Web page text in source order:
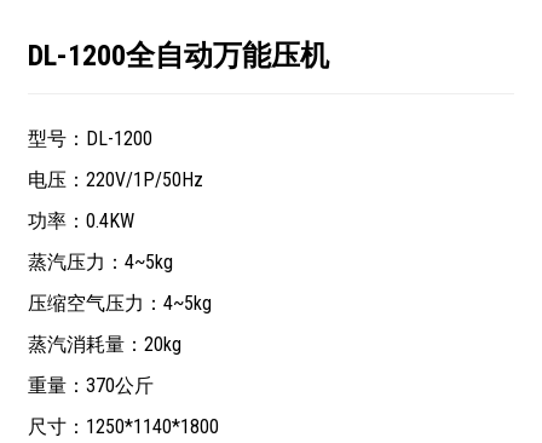
DL-1200全自动万能压机
型号：DL-1200
电压：220V/1P/50Hz
功率：0.4KW
蒸汽压力：4~5kg
压缩空气压力：4~5kg
蒸汽消耗量：20kg
重量：370公斤
尺寸：1250*1140*1800